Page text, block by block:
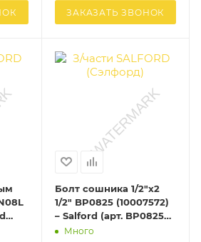
ЗАКАЗАТЬ ЗВОНОК
Болт сошника 1/2"х2
1/2" BP0825 (10007572)
– Salford (арт. BP0825
(10007572))
Много